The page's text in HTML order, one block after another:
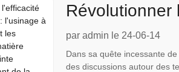
Révolutionner
grande
de pointe
par admin le 24-06-14
Dans sa quête incessante
des discussions autour des